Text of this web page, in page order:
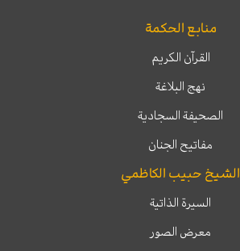
منابع الحكمة
القرآن الكريم
نهج البلاغة
الصحيفة السجادية
مفاتيح الجنان
الشيخ حبيب الكاظمي
السيرة الذاتية
معرض الصور